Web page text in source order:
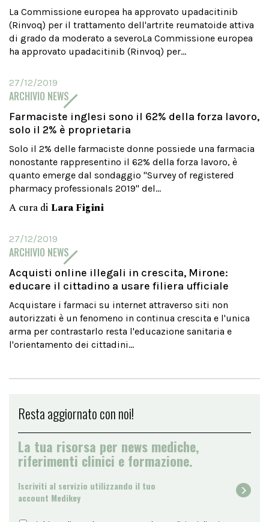
La Commissione europea ha approvato upadacitinib
(Rinvoq) per il trattamento dell'artrite reumatoide attiva
di grado da moderato a severoLa Commissione europea
ha approvato upadacitinib (Rinvoq) per...
27/12/2019
ARCHIVIO NEWS
Farmaciste inglesi sono il 62% della forza lavoro,
solo il 2% è proprietaria
Solo il 2% delle farmaciste donne possiede una farmacia
nonostante rappresentino il 62% della forza lavoro, è
quanto emerge dal sondaggio "Survey of registered
pharmacy professionals 2019" del...
A cura di Lara Figini
27/12/2019
ARCHIVIO NEWS
Acquisti online illegali in crescita, Mirone:
educare il cittadino a usare filiera ufficiale
Acquistare i farmaci su internet attraverso siti non
autorizzati è un fenomeno in continua crescita e l'unica
arma per contrastarlo resta l'educazione sanitaria e
l'orientamento dei cittadini...
Resta aggiornato con noi!
La tua risorsa per news mediche,
riferimenti clinici e formazione.
Iscriviti al servizio utilizzando il tuo
account Medikey